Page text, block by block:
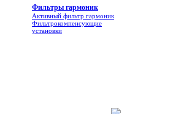
Фильтры гармоник
Активный фильтр гармоник
Фильтрокомпенсующие
установки